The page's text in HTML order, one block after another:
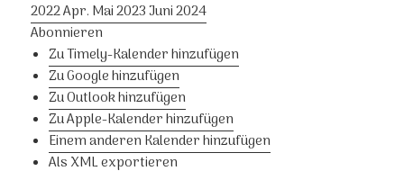
2022Apr. Mai 2023Juni2024
Abonnieren
Zu Timely-Kalender hinzufügen
Zu Google hinzufügen
Zu Outlook hinzufügen
Zu Apple-Kalender hinzufügen
Einem anderen Kalender hinzufügen
Als XML exportieren